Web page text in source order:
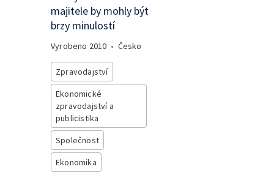
majitele by mohly být
brzy minulostí
Vyrobeno 2010 • Česko
Zpravodajství
Ekonomické
zpravodajství a
publicistika
Společnost
Ekonomika